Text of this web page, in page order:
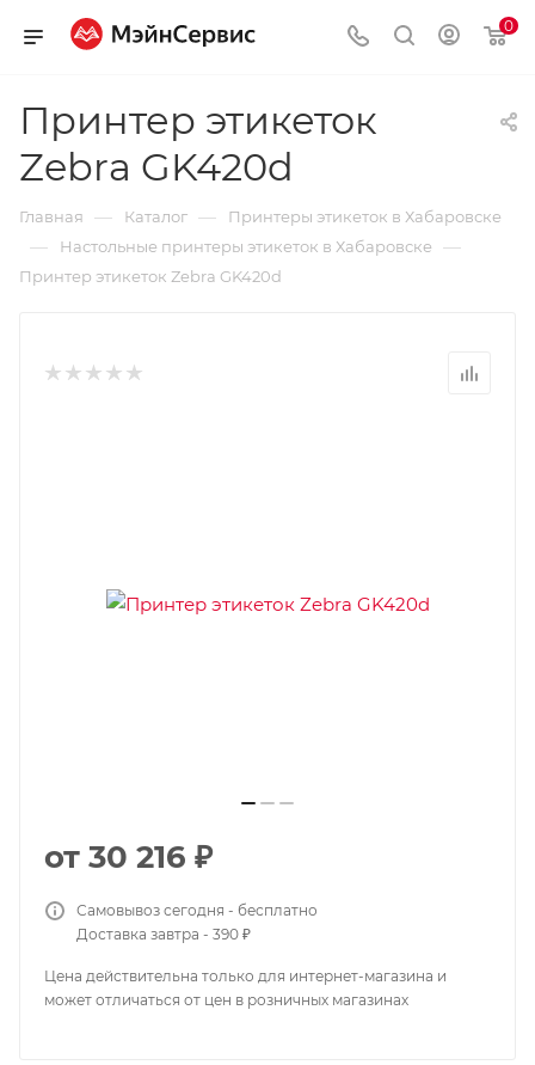
0
Принтер этикеток
Zebra GK420d
Главная — Каталог — Принтеры этикеток в Хабаровске
— Настольные принтеры этикеток в Хабаровске —
Принтер этикеток Zebra GK420d
от 30 216 ₽
Самовывоз сегодня - бесплатно
Доставка завтра - 390 ₽
Цена действительна только для интернет-магазина и
может отличаться от цен в розничных магазинах